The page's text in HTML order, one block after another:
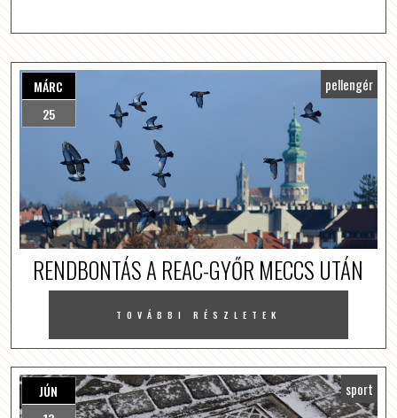
MÁRC
25
pellengér
RENDBONTÁS A REAC-GYŐR MECCS UTÁN
TOVÁBBI RÉSZLETEK
JÚN
sport